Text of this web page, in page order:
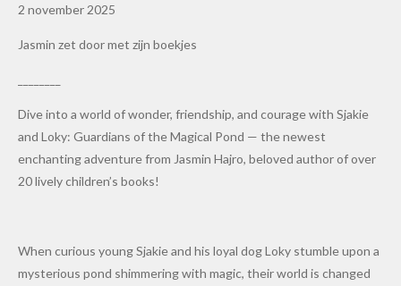
2 november 2025
Jasmin zet door met zijn boekjes
Dive into a world of wonder, friendship, and courage with Sjakie
and Loky: Guardians of the Magical Pond — the newest
enchanting adventure from Jasmin Hajro, beloved author of over
20 lively children’s books!
When curious young Sjakie and his loyal dog Loky stumble upon a
mysterious pond shimmering with magic, their world is changed